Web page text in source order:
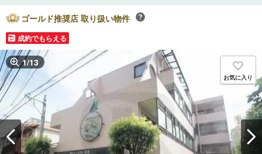
ゴールド推奨店 取り扱い物件
成約でもらえる
1/13
お気に入り